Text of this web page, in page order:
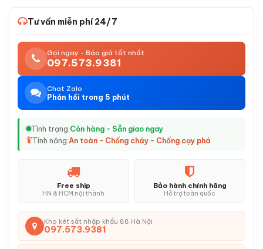
Tư vấn miễn phí 24/7
Gọi ngay - Báo giá tốt nhất
097.573.9381
Chat Zalo
Phản hồi trong 5 phút
Tình trạng:Còn hàng - Sẵn giao ngay
Tính năng:An toàn - Chống cháy - Chống cạy phá
Free ship
HN & HCM nội thành
Bảo hành chính hãng
Hỗ trợ toàn quốc
Kho két sắt nhập khẩu 88 Hà Nội
097.573.9381